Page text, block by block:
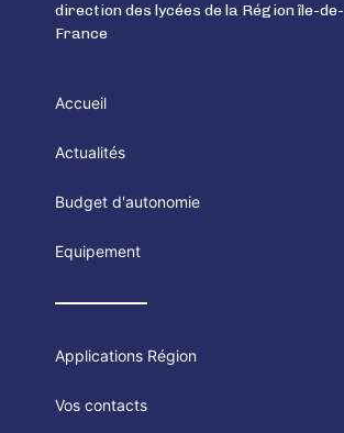
direction des lycées de la Région île-de-
France
Accueil
Actualités
Budget d'autonomie
Equipement
Applications Région
Vos contacts